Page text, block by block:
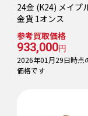
24金 (K24) メイプ
金貨 1オンス
参考買取価格
933,000円
2026年01月29日時点
価格です